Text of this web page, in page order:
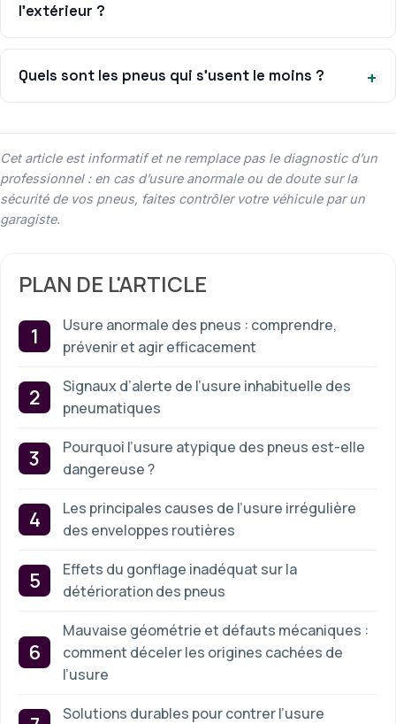
l’extérieur ?
Quels sont les pneus qui s’usent le moins ?
Cet article est informatif et ne remplace pas le diagnostic d’un
professionnel : en cas d’usure anormale ou de doute sur la
sécurité de vos pneus, faites contrôler votre véhicule par un
garagiste.
PLAN DE L'ARTICLE
Usure anormale des pneus : comprendre,
prévenir et agir efficacement
Signaux d’alerte de l’usure inhabituelle des
pneumatiques
Pourquoi l’usure atypique des pneus est-elle
dangereuse ?
Les principales causes de l’usure irrégulière
des enveloppes routières
Effets du gonflage inadéquat sur la
détérioration des pneus
Mauvaise géométrie et défauts mécaniques :
comment déceler les origines cachées de
l’usure
Solutions durables pour contrer l’usure